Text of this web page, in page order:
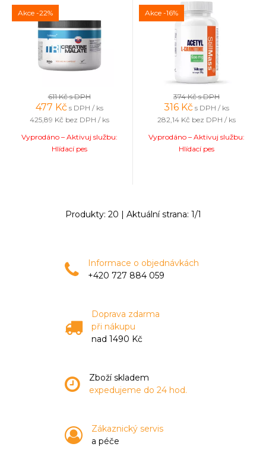
Akce -22%
611 Kčs DPH
477 Kč s DPH / ks
425,89 Kč bez DPH / ks
Vyprodáno – Aktivuj službu:
Hlídací pes
Akce -16%
374 Kčs DPH
316 Kč s DPH / ks
282,14 Kč bez DPH / ks
Vyprodáno – Aktivuj službu:
Hlídací pes
Produkty: 20 | Aktuální strana: 1/1
Informace o objednávkách
+420 727 884 059
Doprava zdarma
při nákupu
nad 1490 Kč
Zboží skladem
expedujeme do 24 hod.
Zákaznický servis
a péče